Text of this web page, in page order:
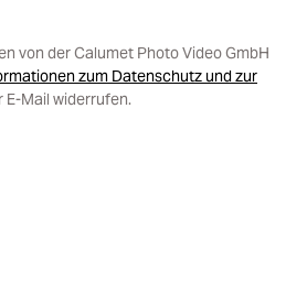
von der Calumet Photo Video GmbH
zum Datenschutz und zur
E-Mail widerrufen.